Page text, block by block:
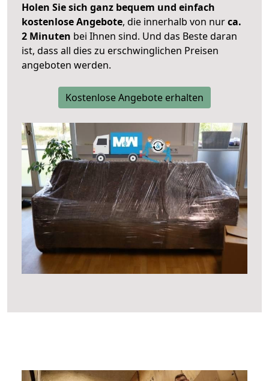
Holen Sie sich ganz bequem und einfach
kostenlose Angebote, die innerhalb von nurca.
2 Minuten bei Ihnen sind. Und das Beste daran
ist, dass all dies zu erschwinglichen Preisen
angeboten werden.
Kostenlose Angebote erhalten